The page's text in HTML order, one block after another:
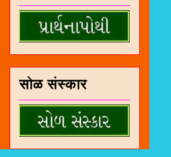
सोळ संस्कार